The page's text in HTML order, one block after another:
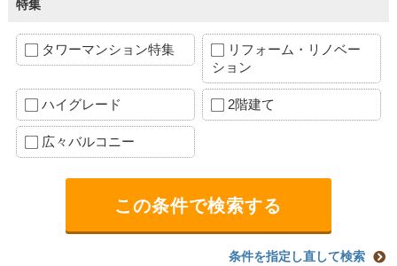
特集
タワーマンション特集
リフォーム・リノベー
ション
ハイグレード 2階建て
広々バルコニー
条件を指定し直して検索